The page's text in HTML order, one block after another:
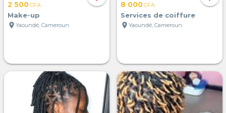
2 500CFA
Make-up
location_on Yaoundé, Cameroun
8 000CFA
Services de coiffure
location_on Yaoundé, Cameroun